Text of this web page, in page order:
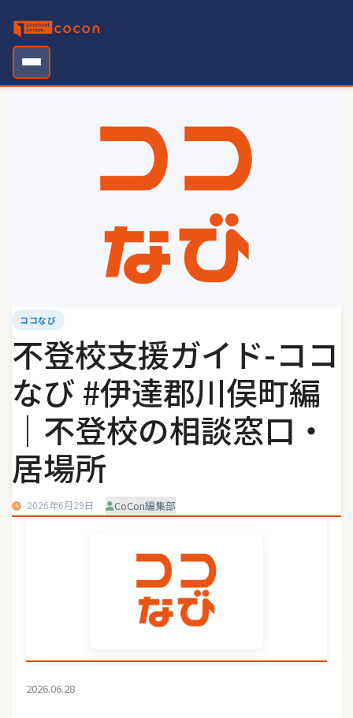
content
ココなび
不登校支援ガイド-ココ
なび #伊達郡川俣町編
｜不登校の相談窓口・
居場所
2026年6月29日 CoCon編集部
2026.06.28